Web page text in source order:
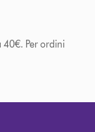
40€. Per ordini